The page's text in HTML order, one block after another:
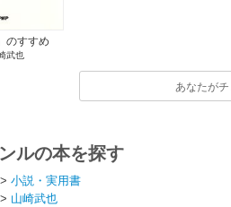
のすすめ
武也
あなたが
ルの本を探す
> 小説・実用書
> 山崎武也